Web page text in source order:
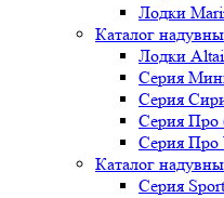
Лодки
Каталог
Лодки
Серия
Серия
Серия Про
Серия Про
Каталог
Серия Sport